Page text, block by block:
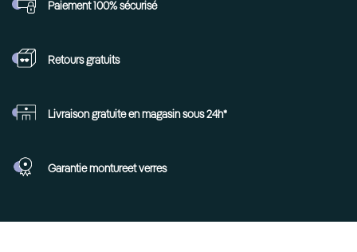
Paiement 100%sécurisé
Retoursgratuits
Livraison gratuite en magasin sous 24h*
Garantie montureet verres